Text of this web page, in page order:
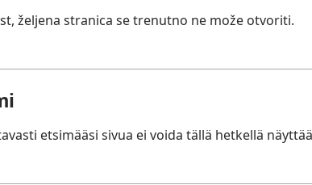
željena stranica se trenutno ne može otvoriti.
etsimääsi sivua ei voida tällä hetkellä